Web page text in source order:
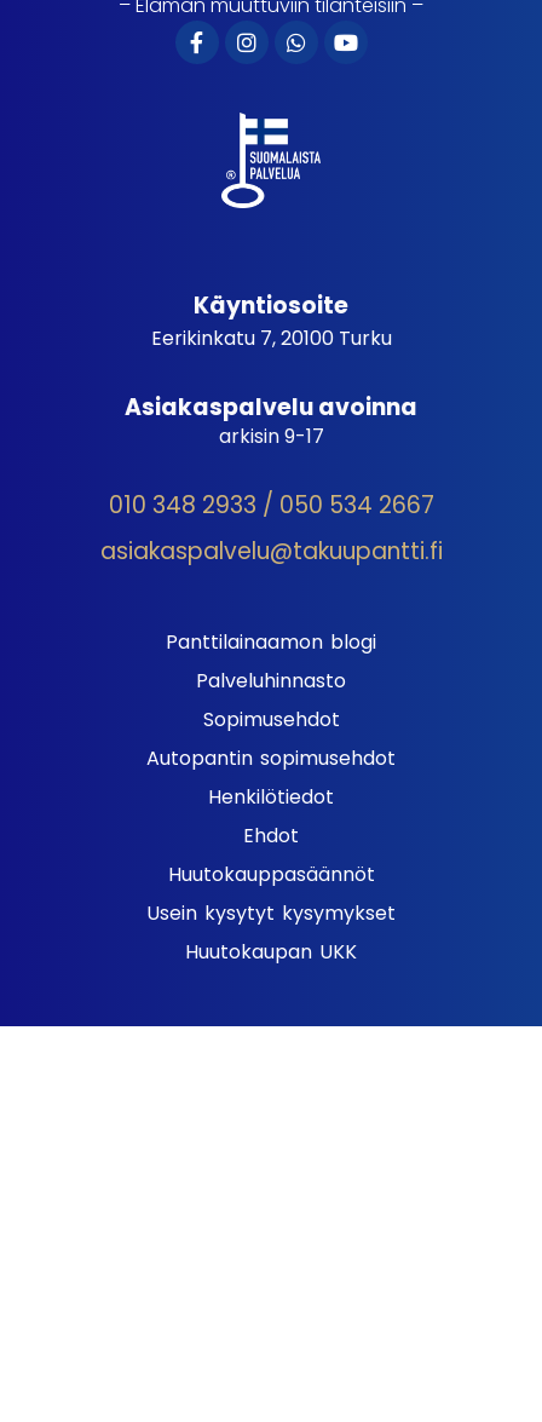
Käyntiosoite
Eerikinkatu 7, 20100 Turku
Asiakaspalvelu avoinna
arkisin 9-17
010 348 2933 / 050 534 2667
asiakaspalvelu@takuupantti.fi
Panttilainaamon blogi
Palveluhinnasto
Sopimusehdot
Autopantin sopimusehdot
Henkilötiedot
Ehdot
Huutokauppasäännöt
Usein kysytyt kysymykset
Huutokaupan UKK